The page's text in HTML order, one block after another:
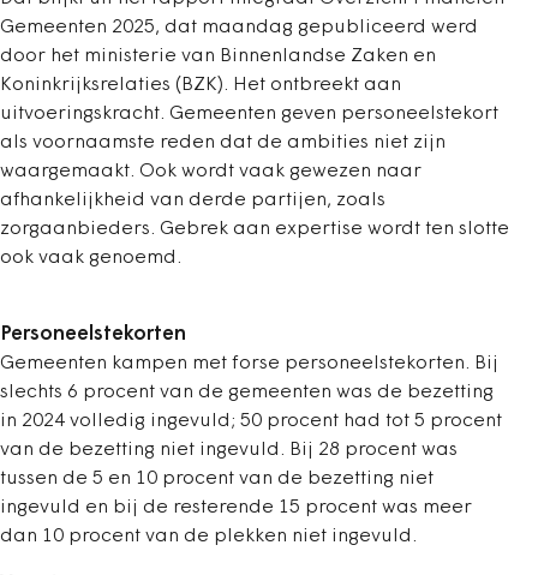
Gemeenten 2025, dat maandag gepubliceerd werd
door het ministerie van Binnenlandse Zaken en
Koninkrijksrelaties (BZK). Het ontbreekt aan
uitvoeringskracht. Gemeenten geven personeelstekort
als voornaamste reden dat de ambities niet zijn
waargemaakt. Ook wordt vaak gewezen naar
afhankelijkheid van derde partijen, zoals
zorgaanbieders. Gebrek aan expertise wordt ten slotte
ook vaak genoemd.
Personeelstekorten
Gemeenten kampen met forse personeelstekorten. Bij
slechts 6 procent van de gemeenten was de bezetting
in 2024 volledig ingevuld; 50 procent had tot 5 procent
van de bezetting niet ingevuld. Bij 28 procent was
tussen de 5 en 10 procent van de bezetting niet
ingevuld en bij de resterende 15 procent was meer
dan 10 procent van de plekken niet ingevuld.